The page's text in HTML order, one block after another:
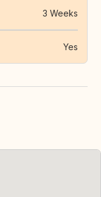
3 Weeks
Yes